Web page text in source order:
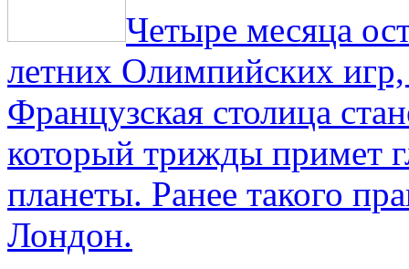
Четыре месяца
летних Олимпийских
Французская столица
который трижды примет
планеты. Ранее такого
Лондон.